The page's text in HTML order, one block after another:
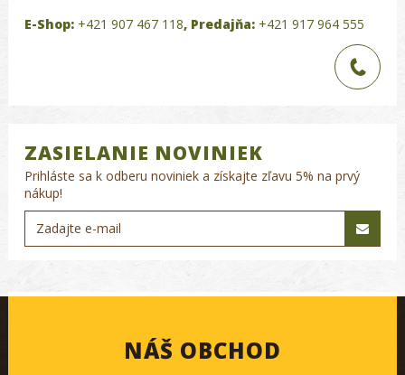
E-Shop: +421 907 467 118, Predajňa: +421 917 964 555
ZASIELANIE NOVINIEK
Prihláste sa k odberu noviniek a získajte zľavu 5% na prvý
nákup!
NÁŠ OBCHOD